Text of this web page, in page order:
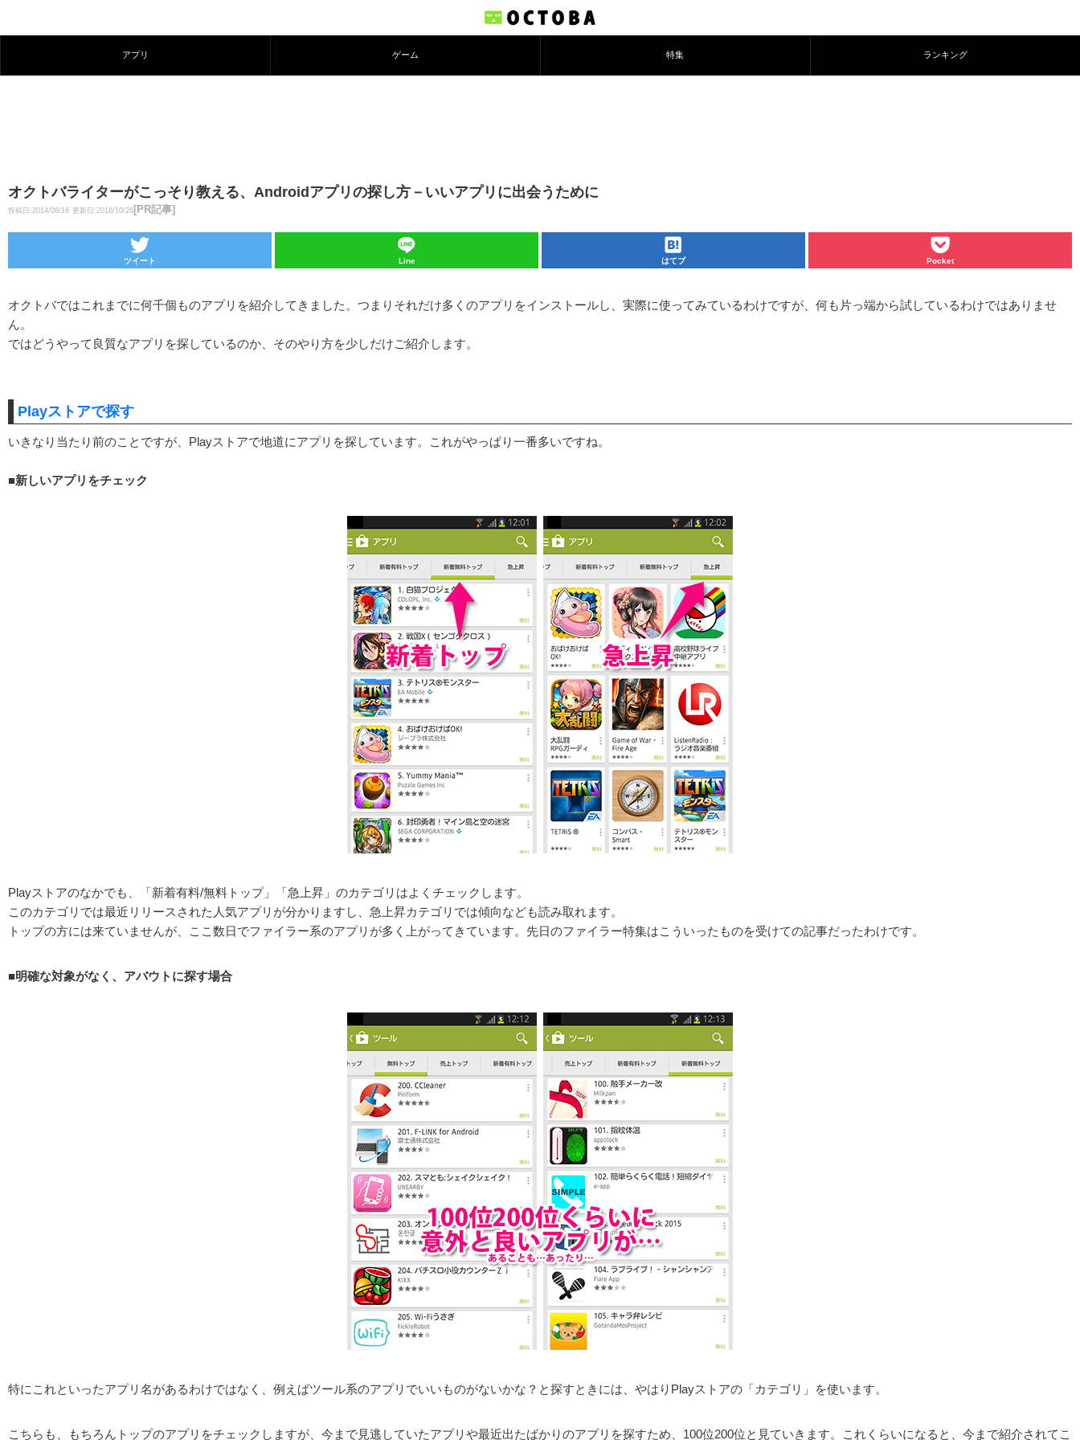
アプリ ゲーム 特集 ランキング
オクトバライターがこっそり教える、Androidアプリの探し方－いいアプリに出会うために
投稿日:2014/08/18 更新日:2016/10/26 [PR記事]
ツイート Line はてブ Pocket
オクトバではこれまでに何千個ものアプリを紹介してきました。つまりそれだけ多くのアプリをインストールし、実際に使ってみているわけですが、何も片っ端から試しているわけではありませ
ん。
ではどうやって良質なアプリを探しているのか、そのやり方を少しだけご紹介します。
Playストアで探す
いきなり当たり前のことですが、Playストアで地道にアプリを探しています。これがやっぱり一番多いですね。
■新しいアプリをチェック
Playストアのなかでも、「新着有料/無料トップ」「急上昇」のカテゴリはよくチェックします。
このカテゴリでは最近リリースされた人気アプリが分かりますし、急上昇カテゴリでは傾向なども読み取れます。
トップの方には来ていませんが、ここ数日でファイラー系のアプリが多く上がってきています。先日のファイラー特集はこういったものを受けての記事だったわけです。
■明確な対象がなく、アバウトに探す場合
特にこれといったアプリ名があるわけではなく、例えばツール系のアプリでいいものがないかな？と探すときには、やはりPlayストアの「カテゴリ」を使います。
こちらも、もちろんトップのアプリをチェックしますが、今まで見逃していたアプリや最近出たばかりのアプリを探すため、100位200位と見ていきます。これくらいになると、今まで紹介されてこ